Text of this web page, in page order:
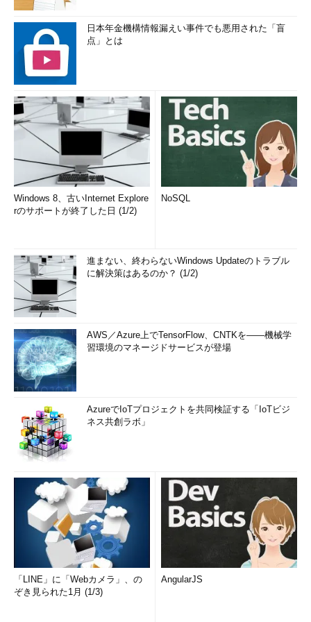
日本年金機構情報漏えい事件でも悪用された「盲
点」とは
Windows 8、古いInternet Explore
rのサポートが終了した日 (1/2)
NoSQL
進まない、終わらないWindows Updateのトラブル
に解決策はあるのか？ (1/2)
AWS／Azure上でTensorFlow、CNTKを――機械学
習環境のマネージドサービスが登場
AzureでIoTプロジェクトを共同検証する「IoTビジ
ネス共創ラボ」
「LINE」に「Webカメラ」、の
ぞき見られた1月 (1/3)
AngularJS